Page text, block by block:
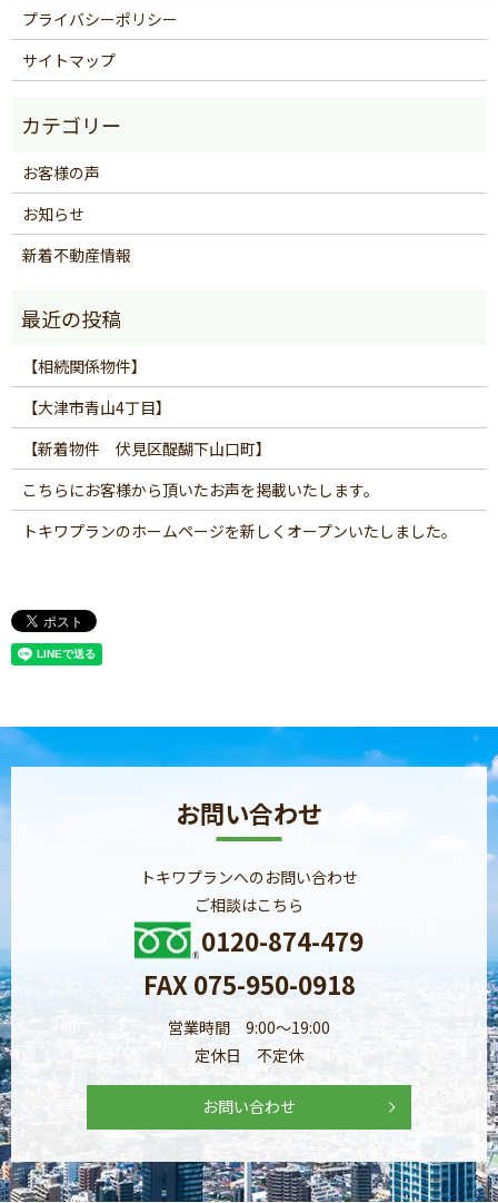
プライバシーポリシー
サイトマップ
お客様の声
お知らせ
新着不動産情報
【相続関係物件】
【大津市青山4丁目】
【新着物件 伏見区醍醐下山口町】
こちらにお客様から頂いたお声を掲載いたします。
トキワプランのホームページを新しくオープンいたしました。
お問い合わせ
トキワプランへのお問い合わせ
ご相談はこちら
0120-874-479
FAX 075-950-0918
営業時間 9:00～19:00
定休日 不定休
お問い合わせ